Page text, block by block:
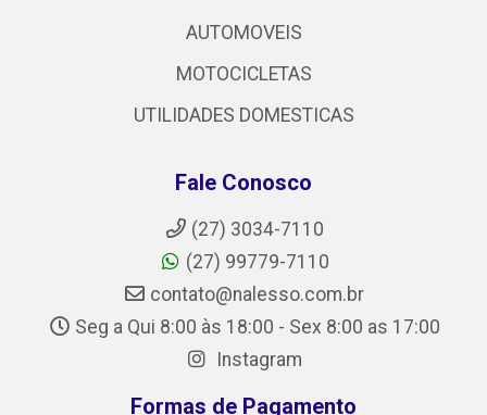
AUTOMOVEIS
MOTOCICLETAS
UTILIDADES DOMESTICAS
Fale Conosco
(27) 3034-7110
(27) 99779-7110
contato@nalesso.com.br
Seg a Qui 8:00 às 18:00 - Sex 8:00 as 17:00
Instagram
Formas de Pagamento